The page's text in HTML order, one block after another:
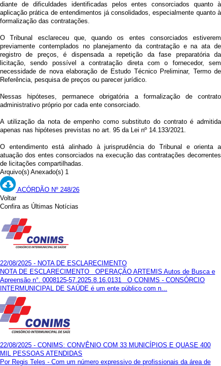
diante de dificuldades identificadas pelos entes consorciados quanto à
aplicação prática de entendimentos já consolidados, especialmente quanto à
formalização das contratações.
O Tribunal esclareceu que, quando os entes consorciados estiverem
previamente contemplados no planejamento da contratação e na ata de
registro de preços, é dispensada a repetição da fase preparatória da
licitação, sendo possível a contratação direta com o fornecedor, sem
necessidade de nova elaboração de Estudo Técnico Preliminar, Termo de
Referência, pesquisa de preços ou parecer jurídico.
Nessas hipóteses, permanece obrigatória a formalização de contrato
administrativo próprio por cada ente consorciado.
A utilização da nota de empenho como substituto do contrato é admitida
apenas nas hipóteses previstas no art. 95 da Lei nº 14.133/2021.
O entendimento está alinhado à jurisprudência do Tribunal e orienta a
atuação dos entes consorciados na execução das contratações decorrentes
de licitações compartilhadas.
Arquivo(s) Anexado(s) 1
ACÓRDÃO Nº 248/26
Voltar
Confira as Últimas Notícias
22/08/2025 - NOTA DE ESCLARECIMENTO
NOTA DE ESCLARECIMENTO OPERAÇÃO ARTEMIS Autos de Busca e
Apreensão n°. 0008125-57.2025.8.16.0131 O CONIMS - CONSÓRCIO
INTERMUNICIPAL DE SAÚDE é um ente público com n...
22/08/2025 - CONIMS: CONVÊNIO COM 33 MUNICÍPIOS E QUASE 400
MIL PESSOAS ATENDIDAS
Por Regis Teles - Com um número expressivo de profissionais da área de